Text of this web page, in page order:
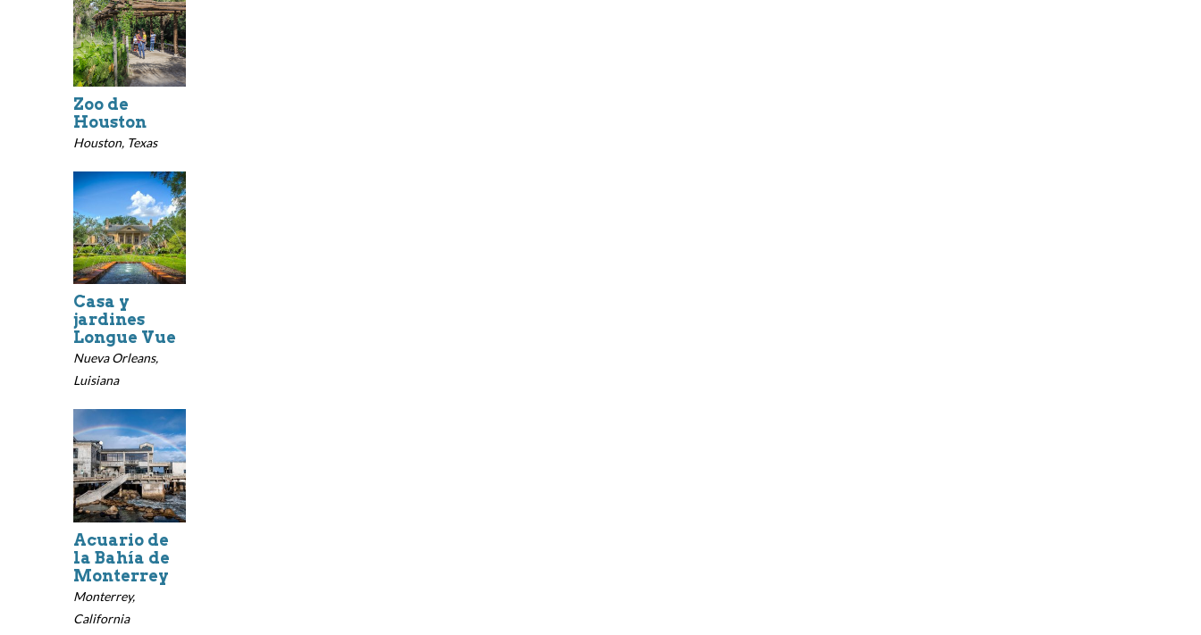
Zoo de
Houston
Houston, Texas
Casa y
jardines
Longue Vue
Nueva Orleans,
Luisiana
Acuario de
la Bahía de
Monterrey
Monterrey,
California